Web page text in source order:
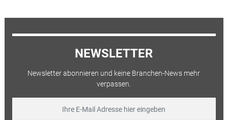
NEWSLETTER
Newsletter abonnieren und keine Branchen-News mehr
verpassen.